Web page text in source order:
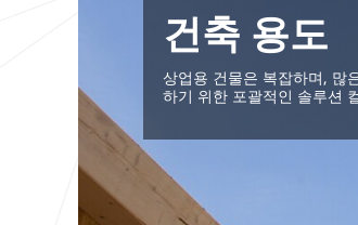
건축 용도
상업용 건물은 복잡하며, 많
하기 위한 포괄적인 솔루션